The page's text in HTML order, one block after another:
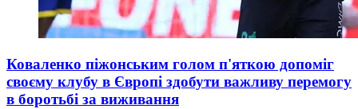
Коваленко піжонським голом п'яткою допоміг
своєму клубу в Європі здобути важливу перемогу
в боротьбі за виживання